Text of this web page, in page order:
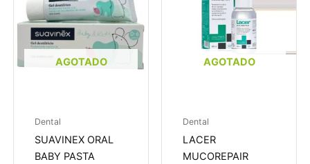
AGOTADO
Dental
SUAVINEX ORAL
BABY PASTA
AGOTADO
Dental
LACER
MUCOREPAIR